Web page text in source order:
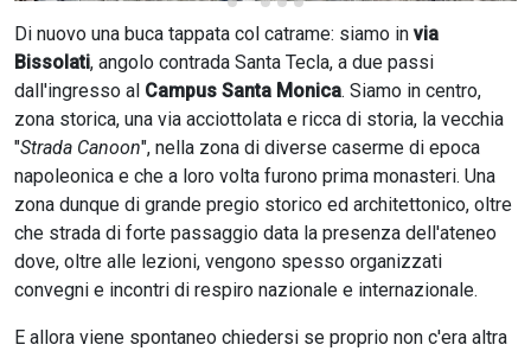
Di nuovo una buca tappata col catrame: siamo in via
Bissolati, angolo contrada Santa Tecla, a due passi
dall'ingresso al Campus Santa Monica. Siamo in centro,
zona storica, una via acciottolata e ricca di storia, la vecchia
"Strada Canoon", nella zona di diverse caserme di epoca
napoleonica e che a loro volta furono prima monasteri. Una
zona dunque di grande pregio storico ed architettonico, oltre
che strada di forte passaggio data la presenza dell'ateneo
dove, oltre alle lezioni, vengono spesso organizzati
convegni e incontri di respiro nazionale e internazionale.
E allora viene spontaneo chiedersi se proprio non c'era altra